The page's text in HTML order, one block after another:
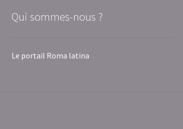
Qui sommes-nous ?
Le portail Roma latina